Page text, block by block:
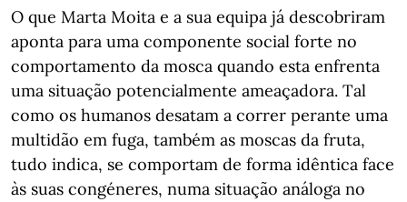
O que Marta Moita e a sua equipa já descobriram
aponta para uma componente social forte no
comportamento da mosca quando esta enfrenta
uma situação potencialmente ameaçadora. Tal
como os humanos desatam a correr perante uma
multidão em fuga, também as moscas da fruta,
tudo indica, se comportam de forma idêntica face
às suas congéneres, numa situação análoga no